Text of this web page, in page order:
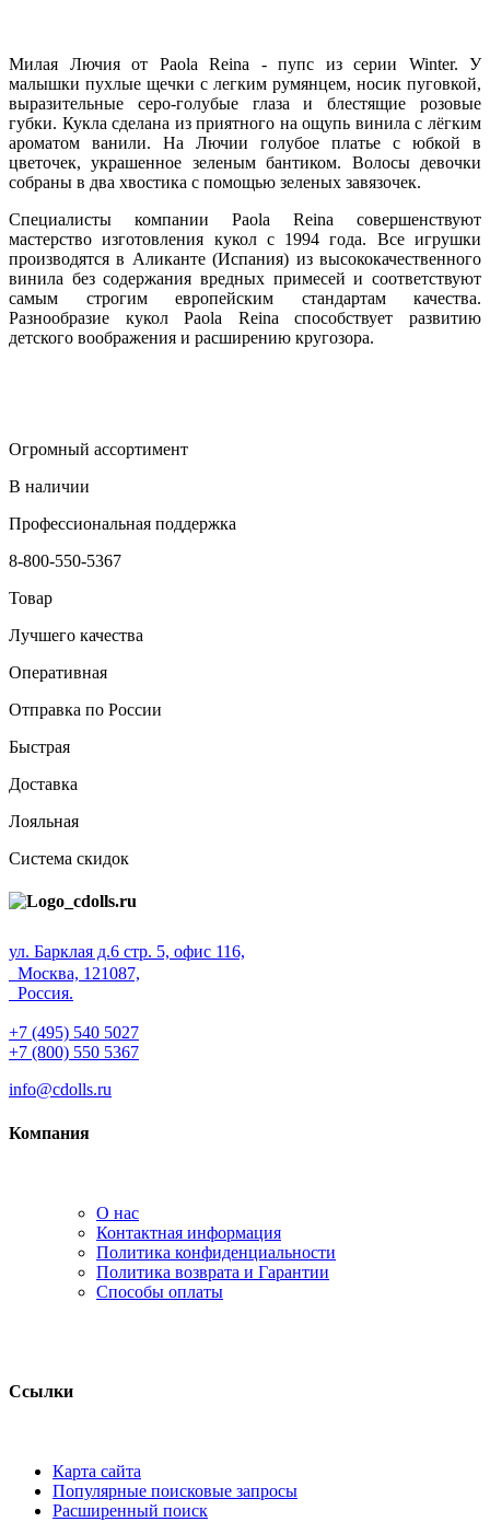
Милая Лючия от Paola Reina - пупс из серии Winter. У
малышки пухлые щечки с легким румянцем, носик пуговкой,
выразительные серо-голубые глаза и блестящие розовые
губки. Кукла сделана из приятного на ощупь винила с лёгким
ароматом ванили. На Лючии голубое платье с юбкой в
цветочек, украшенное зеленым бантиком. Волосы девочки
собраны в два хвостика с помощью зеленых завязочек.
Специалисты компании Paola Reina совершенствуют
мастерство изготовления кукол с 1994 года. Все игрушки
производятся в Аликанте (Испания) из высококачественного
винила без содержания вредных примесей и соответствуют
самым строгим европейским стандартам качества.
Разнообразие кукол Paola Reina способствует развитию
детского воображения и расширению кругозора.
Огромный ассортимент
В наличии
Профессиональная поддержка
8-800-550-5367
Товар
Лучшего качества
Оперативная
Отправка по России
Быстрая
Доставка
Лояльная
Система скидок
ул. Барклая д.6 стр. 5, офис 116,
Москва, 121087,
Россия.
+7 (495) 540 5027
+7 (800) 550 5367
info@cdolls.ru
Компания
О нас
Контактная информация
Политика конфиденциальности
Политика возврата и Гарантии
Способы оплаты
Ссылки
Карта сайта
Популярные поисковые запросы
Расширенный поиск